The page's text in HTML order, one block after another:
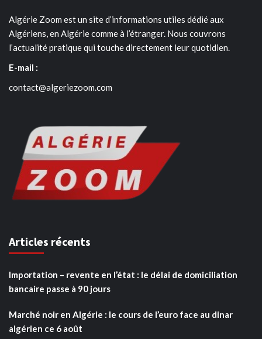
Algérie Zoom est un site d’informations utiles dédié aux
Algériens, en Algérie comme à l’étranger. Nous couvrons
l’actualité pratique qui touche directement leur quotidien.
E-mail :
contact@algeriezoom.com
Articles récents
Importation – revente en l’état : le délai de domiciliation
bancaire passe à 90 jours
Marché noir en Algérie : le cours de l’euro face au dinar
algérien ce 6 août